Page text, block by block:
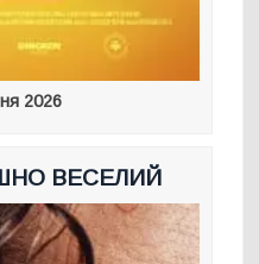
2026
ВЕСЕЛИЙ